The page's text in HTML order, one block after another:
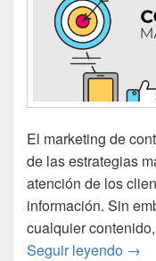
El marketing de
de las estrategias
atención de los
información. Sin
cualquier
Seguir leyendo →